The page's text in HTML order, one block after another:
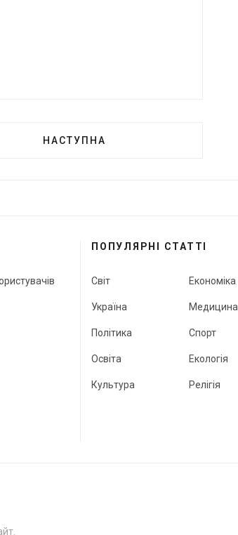
НАСТУПНА
ПОПУЛЯРНІ СТАТТІ
Світ
Україна
Політика
Освіта
Культура
Економіка
Медицина
Спорт
Екологія
Релігія